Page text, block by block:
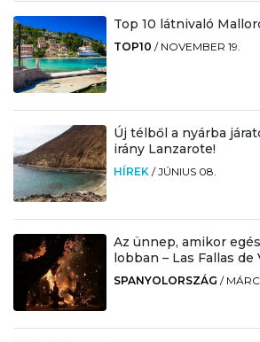
Top 10 látnivaló
TOP10 / NOVEMBER 19.
Új télből a nyárba
irány Lanzarote!
HÍREK /JÚNIUS 08.
Az ünnep, amikor
lobban – Las Fallas de
SPANYOLORSZÁG /